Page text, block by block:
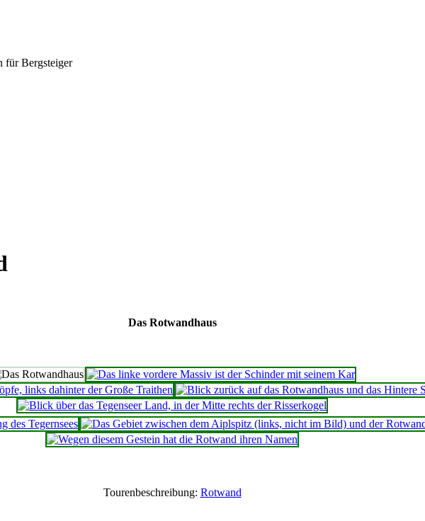
für Bergsteiger
Das Rotwandhaus
Tourenbeschreibung: Rotwand